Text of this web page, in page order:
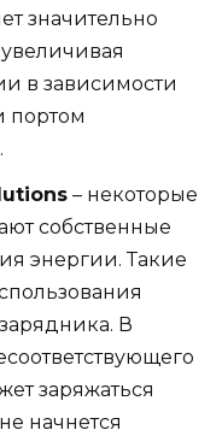
значительно
в зависимости
портом
– некоторые
собственные
энергии. Такие
В
заряжаться
начнется